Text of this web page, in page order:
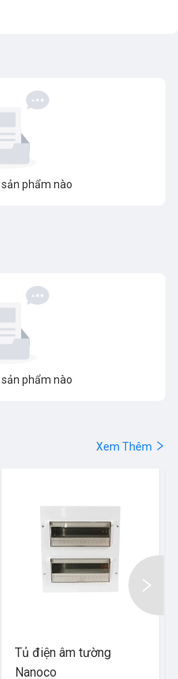
sản phẩm nào
sản phẩm nào
Xem Thêm
Tủ điện âm tường
Nanoco